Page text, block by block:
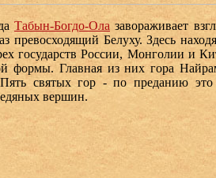
Табын-Богдо-Ола завораживает
превосходящий Белуху. Здесь
государств России, Монголии и
формы. Главная из них гора
святых гор - по преданию это
вершин.